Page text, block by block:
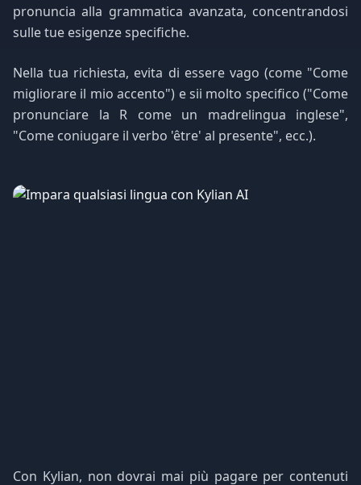
pronuncia alla grammatica avanzata, concentrandosi
sulle tue esigenze specifiche.
Nella tua richiesta, evita di essere vago (come "Come
migliorare il mio accento") e sii molto specifico ("Come
pronunciare la R come un madrelingua inglese",
"Come coniugare il verbo 'être' al presente", ecc.).
Con Kylian, non dovrai mai più pagare per contenuti